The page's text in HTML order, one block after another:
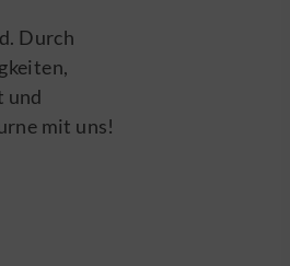
Durch
und
mit uns!